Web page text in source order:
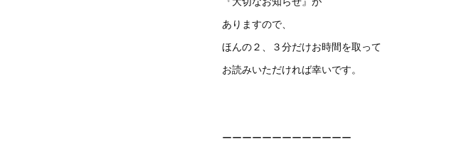
ありますので、
ほんの２、３分だけお時間を取って
お読みいただければ幸いです。
ーーーーーーーーーーーーー